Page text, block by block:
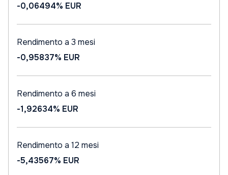
-0,06494% EUR
Rendimento a 3 mesi
-0,95837% EUR
Rendimento a 6 mesi
-1,92634% EUR
Rendimento a 12 mesi
-5,43567% EUR